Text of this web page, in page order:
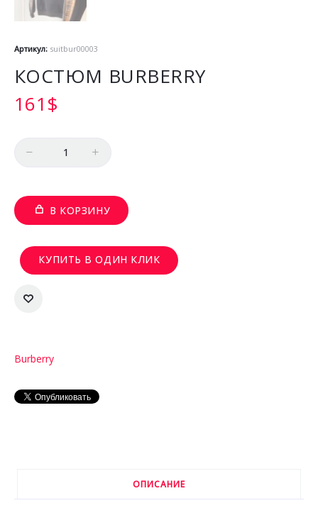
Артикул: suitbur00003
КОСТЮМ BURBERRY
161$
В КОРЗИНУ
КУПИТЬ В ОДИН КЛИК
Burberry
ОПИСАНИЕ